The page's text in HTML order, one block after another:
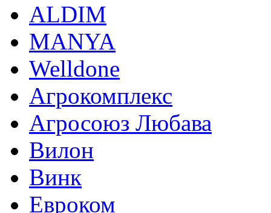
ALDIM
MANYA
Welldone
Агрокомплекс
Агросоюз Любава
Вилон
Винк
Евроком